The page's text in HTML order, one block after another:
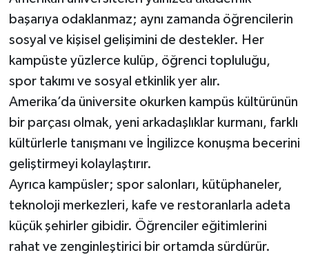
başarıya odaklanmaz; aynı zamanda öğrencilerin
sosyal ve kişisel gelişimini de destekler. Her
kampüste yüzlerce kulüp, öğrenci topluluğu,
spor takımı ve sosyal etkinlik yer alır.
Amerika’da üniversite okurken kampüs kültürünün
bir parçası olmak, yeni arkadaşlıklar kurmanı, farklı
kültürlerle tanışmanı ve İngilizce konuşma becerini
geliştirmeyi kolaylaştırır.
Ayrıca kampüsler; spor salonları, kütüphaneler,
teknoloji merkezleri, kafe ve restoranlarla adeta
küçük şehirler gibidir. Öğrenciler eğitimlerini
rahat ve zenginleştirici bir ortamda sürdürür.